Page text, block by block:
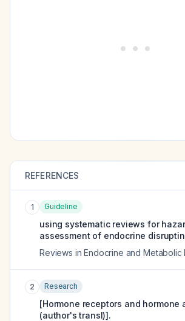
REFERENCES
1 Guideline
using systematic reviews for
assessment of endocrine
Reviews in Endocrine and Metabolic
2 Research
[Hormone receptors and hormone
(author's transl)].